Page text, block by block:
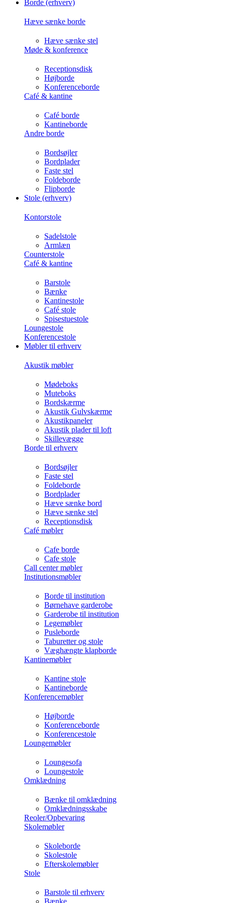
Borde (erhverv)
Hæve sænke borde
Hæve sænke stel
Møde & konference
Receptionsdisk
Højborde
Konferenceborde
Café & kantine
Café borde
Kantineborde
Andre borde
Bordsøjler
Bordplader
Faste stel
Foldeborde
Flipborde
Stole (erhverv)
Kontorstole
Sadelstole
Armlæn
Counterstole
Café & kantine
Barstole
Bænke
Kantinestole
Café stole
Spisestuestole
Loungestole
Konferencestole
Møbler til erhverv
Akustik møbler
Mødeboks
Muteboks
Bordskærme
Akustik Gulvskærme
Akustikpaneler
Akustik plader til loft
Skillevægge
Borde til erhverv
Bordsøjler
Faste stel
Foldeborde
Bordplader
Hæve sænke bord
Hæve sænke stel
Receptionsdisk
Café møbler
Cafe borde
Cafe stole
Call center møbler
Institutionsmøbler
Borde til institution
Børnehave garderobe
Garderobe til institution
Legemøbler
Pusleborde
Taburetter og stole
Væghængte klapborde
Kantinemøbler
Kantine stole
Kantineborde
Konferencemøbler
Højborde
Konferenceborde
Konferencestole
Loungemøbler
Loungesofa
Loungestole
Omklædning
Bænke til omklædning
Omklædningsskabe
Reoler/Opbevaring
Skolemøbler
Skoleborde
Skolestole
Efterskolemøbler
Stole
Barstole til erhverv
Bænke